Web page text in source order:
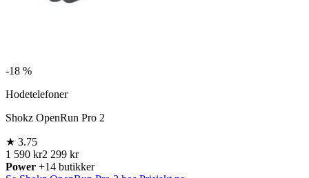
-18 %
Hodetelefoner
Shokz OpenRun Pro 2
★ 3.75
1 590 kr2 299 kr
Power +14 butikker